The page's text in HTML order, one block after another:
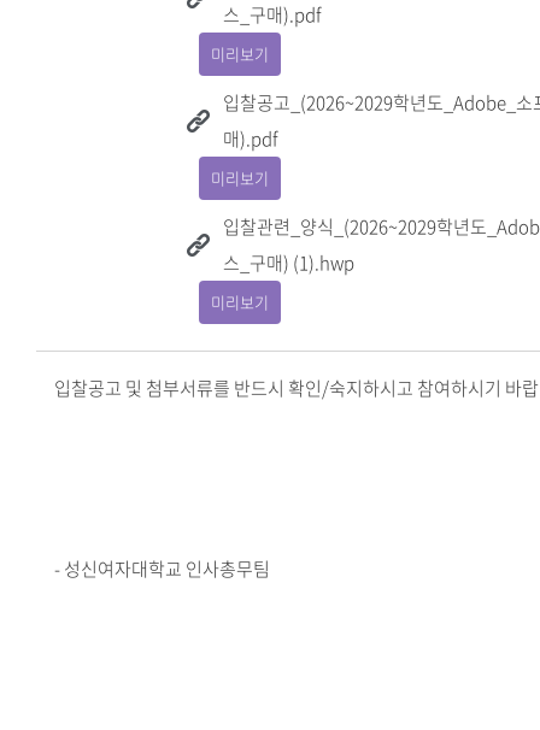
스_구매).pdf
미리보기
입찰공고_(2026~2029학년도_Adobe_소
매).pdf
미리보기
입찰관련_양식_(2026~2029학년도
스_구매) (1).hwp
미리보기
입찰공고 및 첨부서류를 반드시 확인/숙지하시고 참여하시기 바
- 성신여자대학교 인사총무팀